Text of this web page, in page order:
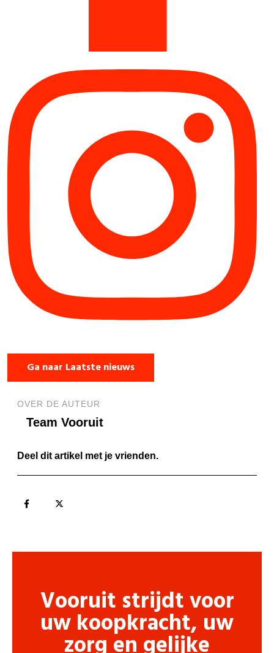
Ga naar Laatste nieuws
OVER DE AUTEUR
Team Vooruit
Deel dit artikel met je vrienden.
Vooruit strijdt voor
uw koopkracht, uw